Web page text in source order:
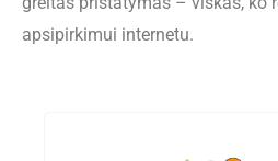
apsipirkimui internetu.